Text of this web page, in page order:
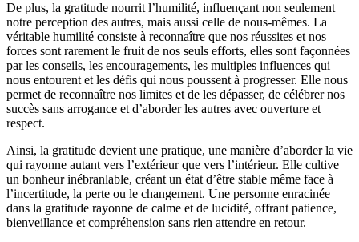
De plus, la gratitude nourrit l’humilité, influençant non seulement
notre perception des autres, mais aussi celle de nous-mêmes. La
véritable humilité consiste à reconnaître que nos réussites et nos
forces sont rarement le fruit de nos seuls efforts, elles sont façonnées
par les conseils, les encouragements, les multiples influences qui
nous entourent et les défis qui nous poussent à progresser. Elle nous
permet de reconnaître nos limites et de les dépasser, de célébrer nos
succès sans arrogance et d’aborder les autres avec ouverture et
respect.
Ainsi, la gratitude devient une pratique, une manière d’aborder la vie
qui rayonne autant vers l’extérieur que vers l’intérieur. Elle cultive
un bonheur inébranlable, créant un état d’être stable même face à
l’incertitude, la perte ou le changement. Une personne enracinée
dans la gratitude rayonne de calme et de lucidité, offrant patience,
bienveillance et compréhension sans rien attendre en retour.